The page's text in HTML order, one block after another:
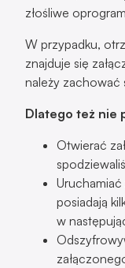
złośliwe
W przypadku,
znajduje się
należy
Dlatego też nie
Otwierać
posiadają
w